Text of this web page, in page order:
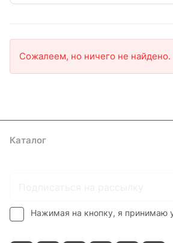
Сожалеем, но ничего не найдено.
Каталог
Нажимая на кнопку, я принимаю